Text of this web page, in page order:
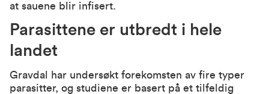
at sauene blir infisert.
Parasittene er utbredt i hele
landet
Gravdal har undersøkt forekomsten av fire typer
parasitter, og studiene er basert på et tilfeldig